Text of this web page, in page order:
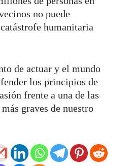
no puede
humanitaria
de actuar y el mundo
los principios de
frente a una de las
graves de nuestro